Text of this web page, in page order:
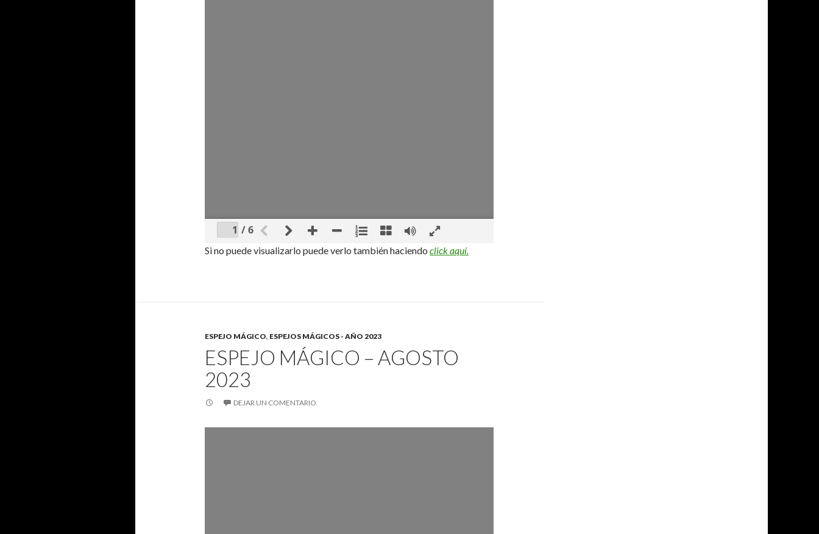
/ 6
Si no puede visualizarlo puede verlo también haciendo click aquí.
ESPEJO MÁGICO, ESPEJOS MÁGICOS - AÑO 2023
ESPEJO MÁGICO – AGOSTO
2023
DEJAR UN COMENTARIO